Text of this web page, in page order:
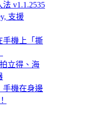
v1.1.2535
支援
手機上「撕
拍立得、海
手機在身邊